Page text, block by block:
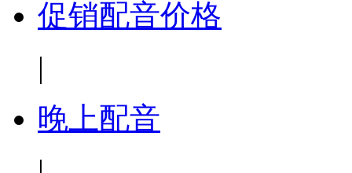
促销配音价格
|
晚上配音